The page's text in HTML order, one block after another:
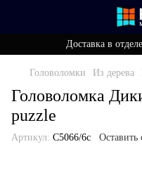
Доставка в
Головоломки Из дерева
Головоломка
puzzle
Артикул: C5066/6c Оставить